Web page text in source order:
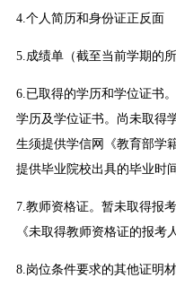
4.个人简历和身份证正反面
5.成绩单（截至当前学期的
6.已取得的学历和学位证书
学历及学位证书。尚未取得
生须提供学信网《教育部学
提供毕业院校出具的毕业时
7.教师资格证。暂未取得报
《未取得教师资格证的报考
8.岗位条件要求的其他证明